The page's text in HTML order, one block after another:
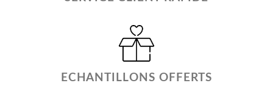
ECHANTILLONS OFFERTS